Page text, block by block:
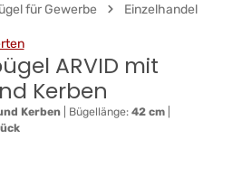
für Gewerbe Einzelhandel
von 0 von 5 Sternen
ARVID mit
Kerben
Kerben Bügellänge: 42 cm